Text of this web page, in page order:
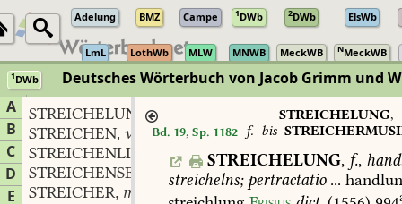
Adelung BMZ Campe 1DWb 2DWb ElsWb
LmL LothWb MLW MNWB MeckWB NMeckWB
1DWb Deutsches Wörterbuch von Jacob Grimm und
A
B
C
D
E
STREICHELUNG,f.
STREICHEN, vb.
STREICHENLINIE
f.
STREICHENSEMBLE, n.
STREICHER, m.
Bd. 19, Sp. 1182
STREICHELUNG,
f.bis
STREICHELUNG, f.,
streichelns;pertractatio...